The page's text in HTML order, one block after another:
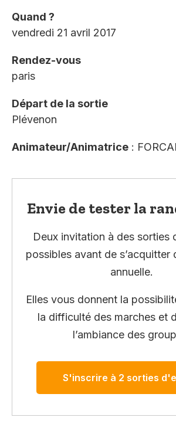
Quand ?
vendredi 21 avril 2017
Rendez-vous
paris
Départ de la sortie
Plévenon
Animateur/Animatrice :
Envie de tester la
Deux invitation à des sorties
possibles avant de s’acquitter
annuelle.
Elles vous donnent la
la difficulté des marches et
l’ambiance des
S'inscrire à 2 sorties